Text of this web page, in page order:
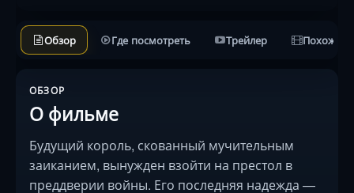
Обзор Где посмотреть Трейлер Похожие
ОБЗОР
О фильме
Будущий король, скованный мучительным
заиканием, вынужден взойти на престол в
преддверии войны. Его последняя надежда —